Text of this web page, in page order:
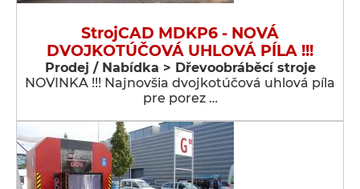
StrojCAD MDKP6 - NOVÁ
DVOJKOTÚČOVÁ UHLOVÁ PÍLA !!!
Prodej / Nabídka > Dřevoobráběcí stroje
NOVINKA !!! Najnovšia dvojkotúčová uhlová píla
pre porez …